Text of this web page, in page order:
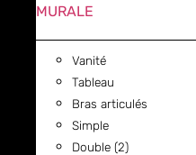
MURALE
Vanité
Tableau
Bras articulés
Simple
Double (2)